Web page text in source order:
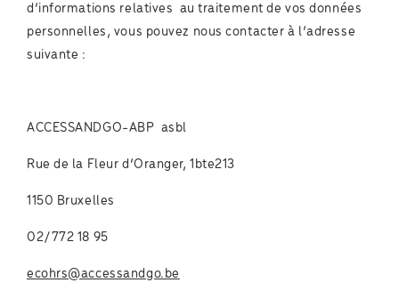
d’informations relatives au traitement de vos données
personnelles, vous pouvez nous contacter à l’adresse
suivante :
ACCESSANDGO-ABP asbl
Rue de la Fleur d’Oranger, 1bte213
1150 Bruxelles
02/772 18 95
ecohrs@accessandgo.be